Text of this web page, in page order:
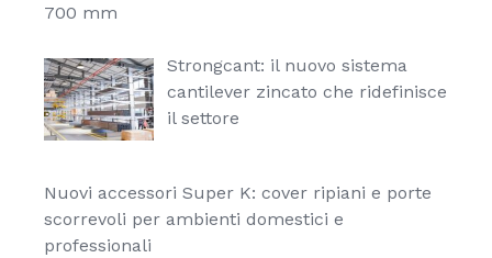
700 mm
Strongcant: il nuovo sistema
cantilever zincato che ridefinisce
il settore
Nuovi accessori Super K: cover ripiani e porte
scorrevoli per ambienti domestici e
professionali